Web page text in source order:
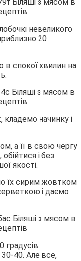
невеликого
20
в спокої хвилин на
начинку і
а її в свою чергу
і без
якості.
їх сирим жовтком
і даємо
градусів.
40. Але все,